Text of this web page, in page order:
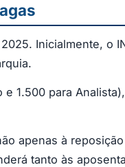
Inicialmente, o
1.500 para
apenas à
tanto às